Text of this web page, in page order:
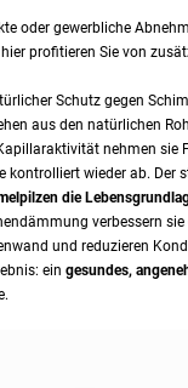
oder gewerbliche
profitieren Sie von
Schutz gegen
aus den natürlichen
nehmen sie
kontrolliert wieder ab. Der
die
verbessern
und reduzieren
ein gesundes,